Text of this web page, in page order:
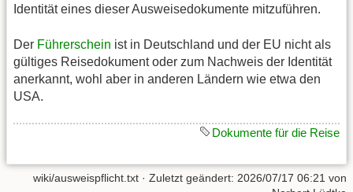
Identität eines dieser Ausweisedokumente mitzuführen.
Der Führerschein ist in Deutschland und der EU nicht als
gültiges Reisedokument oder zum Nachweis der Identität
anerkannt, wohl aber in anderen Ländern wie etwa den
USA.
Dokumente für die Reise
wiki/ausweispflicht.txt · Zuletzt geändert: 2026/07/17 06:21 von